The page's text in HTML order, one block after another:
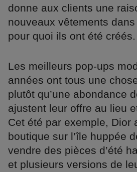
donne aux clients une
nouveaux vêtements
pour quoi ils ont été créés.
Les meilleurs pop-ups
années ont tous une
plutôt qu’une abondance
ajustent leur offre au lieu
Cet été par exemple, Dior
boutique sur l’île huppée
vendre des pièces d’été
et plusieurs versions de